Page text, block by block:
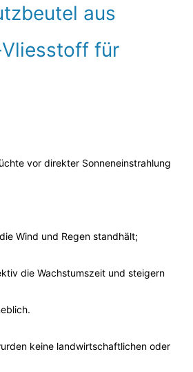
aus
für
vor direkter Sonneneinstrahlung
Wind und Regen standhält;
die Wachstumszeit und steigern
keine landwirtschaftlichen oder